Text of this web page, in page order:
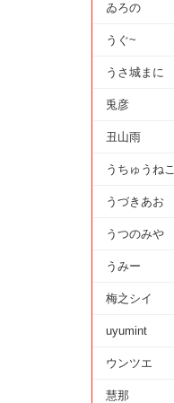
ゐろの
うぐ~
うさ城まに
兎彦
丑山雨
うちゅうねこ
うづきあお
うつのみや
うみー
梅之シイ
uyumint
ウンツエ
慧那